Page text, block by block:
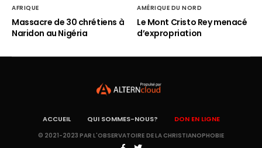
AFRIQUE
Massacre de 30 chrétiens à
Naridon au Nigéria
AMÉRIQUE DU NORD
Le Mont Cristo Rey menacé
d’expropriation
ACCUEIL QUI SOMMES-NOUS? DON EN LIGNE
© 2021-2023 PAR L'OBSERVATOIRE DE LA CHRISTIANOPHOBIE